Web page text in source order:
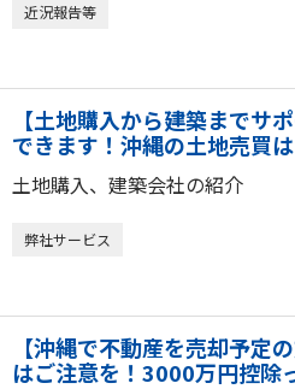
近況報告等
【土地購入から建築までサ
できます！沖縄の土地売買
土地購入、建築会社の紹介
弊社サービス
【沖縄で不動産を売却予定
はご注意を！3000万円控除